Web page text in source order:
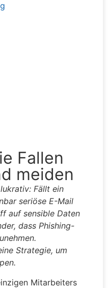
Fallen
meiden
Fällt ein
seriöse E-Mail
auf sensible Daten
dass Phishing-
Strategie, um
Mitarbeiters